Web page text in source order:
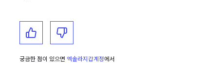
궁금한 점이 있으면 엑솔라지갑계정에서